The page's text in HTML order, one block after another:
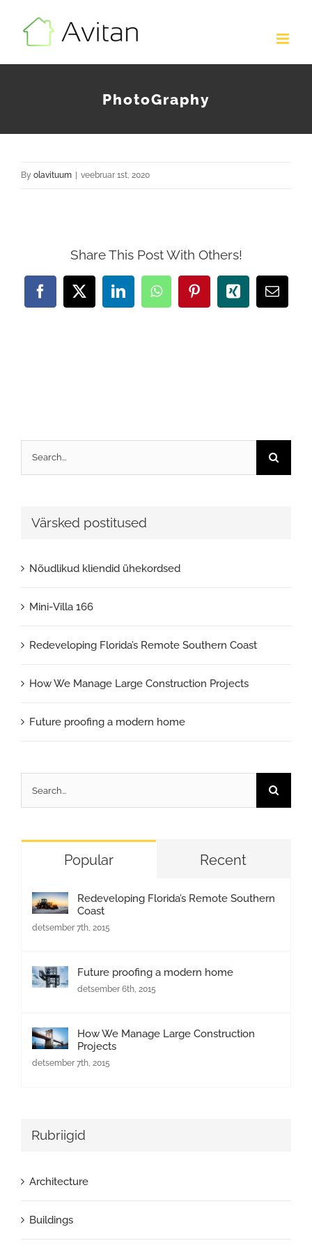
PhotoGraphy
By olavituum veebruar 1st, 2020
Share This Post With Others!
Facebook
X LinkedInWhatsAppPinterestXing Email
for:
Värsked postitused
Nõudlikud kliendid ühekordsed
Mini-Villa 166
Redeveloping Florida’s Remote Southern Coast
How We Manage Large Construction Projects
Future proofing a modern home
for:
Popular Recent
Redeveloping Florida’s Remote Southern
Coast
detsember 7th, 2015
Future proofing a modern home
detsember 6th, 2015
How We Manage Large Construction
Projects
detsember 7th, 2015
Rubriigid
Architecture
Buildings